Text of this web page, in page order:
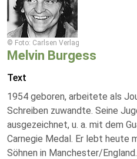
© Foto: Carlsen Verlag
Melvin Burgess
Text
1954 geboren, arbeitete als
Schreiben zuwandte. Seine
ausgezeichnet, u. a. mit dem
Carnegie Medal. Er lebt heute
Söhnen in Manchester/England.